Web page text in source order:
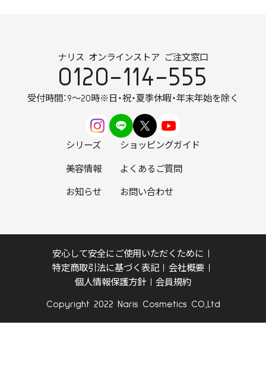
ナリス オンラインストア ご注文窓口
0120-114-555
受付時間：9～20時※日・祝・夏季休暇・年末年始を除く
シリーズ ショッピングガイド
美容情報 よくあるご質問
お知らせ お問い合わせ
安心して安全にご使用いただくために
特定商取引法に基づく表記
会社概要
個人情報保護方針
会員規約
Copyright 2022 Naris Cosmetics CO.,Ltd